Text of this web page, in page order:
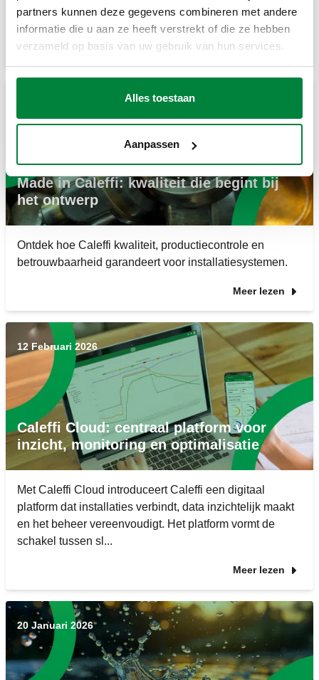
partners kunnen deze gegevens combineren met andere
informatie die u aan ze heeft verstrekt of die ze hebben
verzameld op basis van uw gebruik van hun services.
Alles toestaan
Aanpassen
energiebesparing opleve...
Meer lezen
Made in Caleffi: kwaliteit die begint bij
het ontwerp
Ontdek hoe Caleffi kwaliteit, productiecontrole en
betrouwbaarheid garandeert voor installatiesystemen.
Meer lezen
12 Februari 2026
Caleffi Cloud: centraal platform voor
inzicht, monitoring en optimalisatie
Met Caleffi Cloud introduceert Caleffi een digitaal
platform dat installaties verbindt, data inzichtelijk maakt
en het beheer vereenvoudigt. Het platform vormt de
schakel tussen sl...
Meer lezen
20 Januari 2026